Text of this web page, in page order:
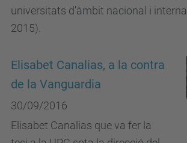
universitats d'àmbit nacional i
2015).
Elisabet Canalias, a la contra
de la Vanguardia
30/09/2016
Elisabet Canalias que va fer la